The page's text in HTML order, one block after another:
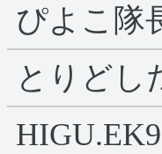
ぴよこ
とりど